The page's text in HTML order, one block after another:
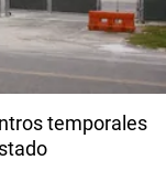
temporales